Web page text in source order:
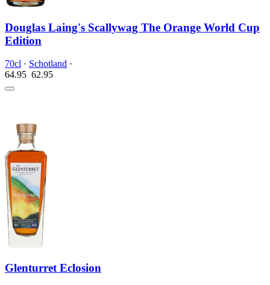
Douglas Laing's Scallywag The Orange World Cup
Edition
70cl · Schotland ·
64.95 62.95
Glenturret Eclosion